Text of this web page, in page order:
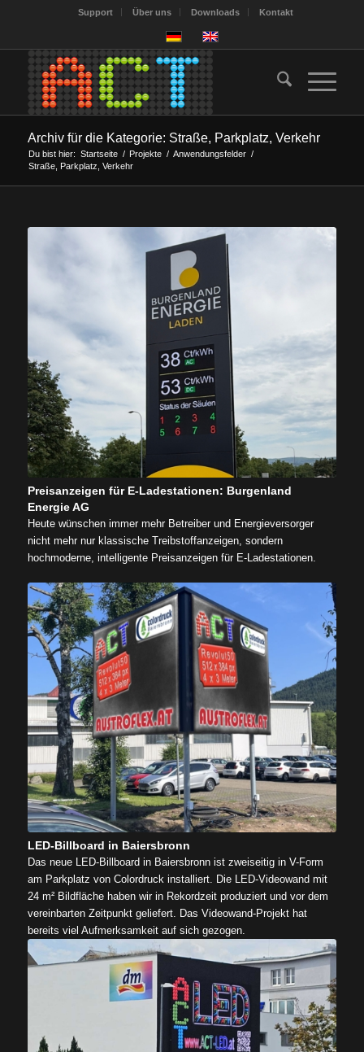
Support Über uns Downloads Kontakt
Archiv für die Kategorie: Straße, Parkplatz, Verkehr
Du bist hier: Startseite / Projekte / Anwendungsfelder /
Straße, Parkplatz, Verkehr
Preisanzeigen für E-Ladestationen: Burgenland
Energie AG
Heute wünschen immer mehr Betreiber und Energieversorger
nicht mehr nur klassische Treibstoffanzeigen, sondern
hochmoderne, intelligente Preisanzeigen für E-Ladestationen.
LED-Billboard in Baiersbronn
Das neue LED-Billboard in Baiersbronn ist zweiseitig in V-Form
am Parkplatz von Colordruck installiert. Die LED-Videowand mit
24 m² Bildfläche haben wir in Rekordzeit produziert und vor dem
vereinbarten Zeitpunkt geliefert. Das Videowand-Projekt hat
bereits viel Aufmerksamkeit auf sich gezogen.